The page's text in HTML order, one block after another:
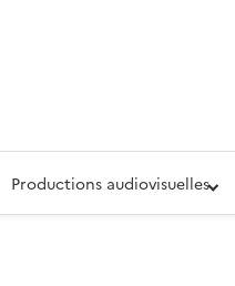
(ECPAD)
Productions audiovisuelles